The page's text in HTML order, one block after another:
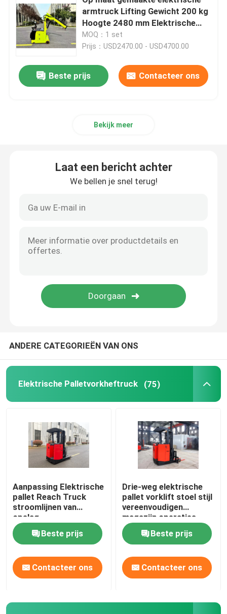
Elektrische Palletstapelaar
Elektrische slepende tractor
Doppelbreed heftruck
order pickingsvorkheftruck
Elektrische heftruck voor tegenbalans
armtruck Lifting Gewicht 200 kg
Hoogte 2480 mm Elektrische
man lift
MOQ：1 set
Prijs：USD2470.00 - USD4700.00
Beste prijs Contacteer ons
Bekijk meer
Laat een bericht achter
We bellen je snel terug!
ANDERE CATEGORIEËN VAN ONS
Elektrische Palletvorkheftruck (75)
Aanpassing Elektrische
pallet Reach Truck
stroomlijnen van
opslag
Beste prijs
Contacteer ons
Drie-weg elektrische
pallet vorklift stoel stijl
vereenvoudigen
magazijn operaties
Beste prijs
Contacteer ons